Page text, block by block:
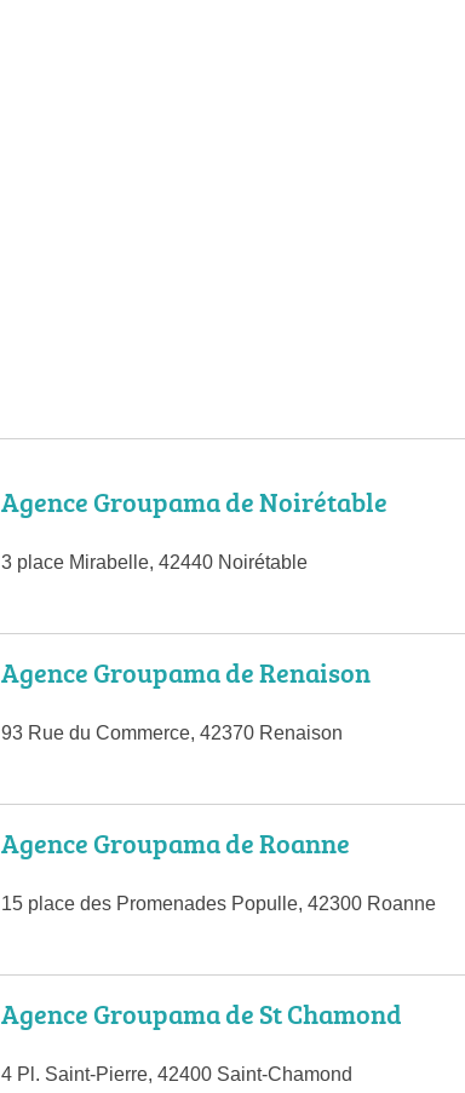
Agence Groupama de Noirétable
3 place Mirabelle, 42440 Noirétable
Agence Groupama de Renaison
93 Rue du Commerce, 42370 Renaison
Agence Groupama de Roanne
15 place des Promenades Populle, 42300 Roanne
Agence Groupama de St Chamond
4 Pl. Saint-Pierre, 42400 Saint-Chamond